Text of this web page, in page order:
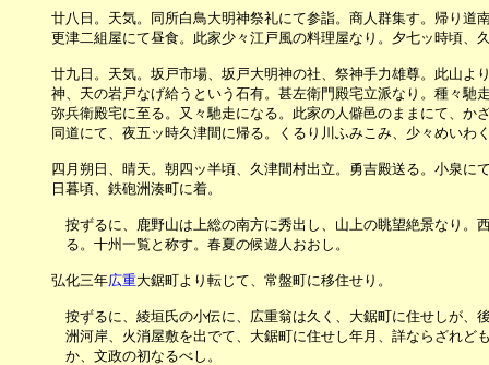
廿八日。天気。同所白鳥大明神祭礼にて参詣。商人群集す。帰り道南
更津二組屋にて昼食。此家少々江戸風の料理屋なり。夕七ッ時頃、
廿九日。天気。坂戸市場、坂戸大明神の社、祭神手力雄尊。此山より
神、天の岩戸なげ給うという石有。甚左衛門殿宅立派なり。種々馳走
弥兵衛殿宅に至る。又々馳走になる。此家の人僻邑のままにて、かざ
同道にて、夜五ッ時久津間に帰る。くるり川ふみこみ、少々めいわ
四月朔日、晴天。朝四ッ半頃、久津間村出立。勇吉殿送る。小泉にて
日暮頃、鉄砲洲湊町に着。
按ずるに、鹿野山は上総の南方に秀出し、山上の眺望絶景なり。西
る。十州一覧と称す。春夏の候遊人おおし。
弘化三年広重大鋸町より転じて、常盤町に移住せり。
按ずるに、綾垣氏の小伝に、広重翁は久く、大鋸町に住せしが、後
洲河岸、火消屋敷を出でて、大鋸町に住せし年月、詳ならざれども
か、文政の初なるべし。